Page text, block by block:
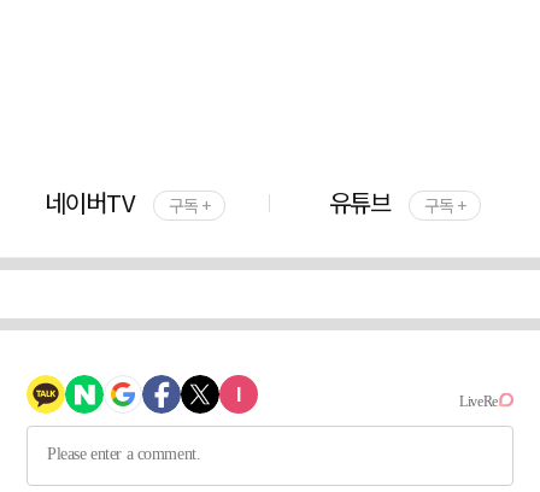
네이버TV 구독 + 유튜브 구독 +